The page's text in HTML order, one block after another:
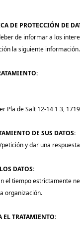
DE PROTECCIÓN DE
de informar a los
la siguiente información.
Pla de Salt 12-14 1 3,
DE SUS DATOS:
y dar una
DATOS:
el tiempo estrictamente
organización.
TRATAMIENTO: